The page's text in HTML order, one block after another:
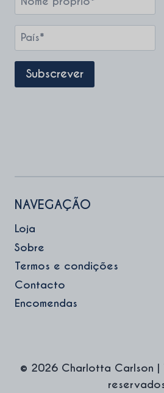
NAVEGAÇÃO
Loja
Sobre
Termos e condições
Contacto
Encomendas
© 2026 Charlotta Carlson |